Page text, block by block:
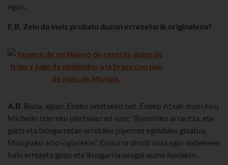
egun.
E.B. Zein da inoiz probatu duzun errezetarik originalena?
A.B. Bada, agian, Eneko jatetxeko bat. Eneko Atxak duen hiru
Michelin izarreko jatetxeaz ari naiz: “Baserriko arrautza, eta
gariz eta txingarretan erretako piperrez egindako gisatua,
Mungiako arto-ogiarekin”. Gezurra dirudi nola egin daitekeen
hain errezeta gozo eta ikusgarria osagai xume horiekin.